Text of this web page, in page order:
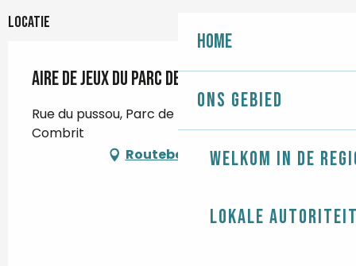
Home
Ons gebied
Welkom in de
Lokale
Locatie
Aire de jeux du parc de Kérobistin
Rue du pussou, Parc de Kerobistin, 29120
Combrit
Routebeschrijving